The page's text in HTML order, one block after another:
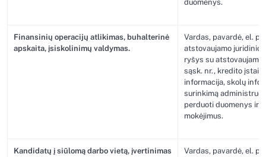
duomenys.
Finansinių operacijų atlikimas, buhalterinė
apskaita, įsiskolinimų valdymas.
Vardas, pavardė, el.
atstovaujamo juridinio
ryšys su atstovaujamu
sąsk. nr., kredito
informacija, skolų
surinkimą
perduoti duomenys ir
mokėjimus.
Kandidatų į siūlomą darbo vietą, įvertinimas
Vardas, pavardė, el.